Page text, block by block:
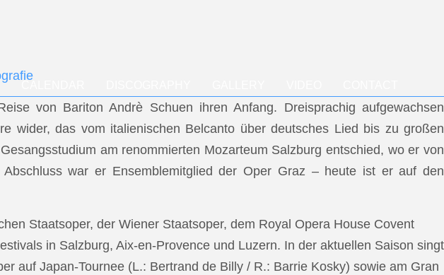
von Bariton Andrè Schuen ihren Anfang. Dreisprachig aufgewachsen
wider, das vom italienischen Belcanto über deutsches Lied bis zu großen
am renommierten Mozarteum Salzburg entschied, wo er von
war er Ensemblemitglied der Oper Graz – heute ist er auf den
Staatsoper, der Wiener Staatsoper, dem Royal Opera House Covent
in Salzburg, Aix-en-Provence und Luzern. In der aktuellen Saison singt
auf Japan-Tournee (L.: Bertrand de Billy / R.: Barrie Kosky) sowie am Gran